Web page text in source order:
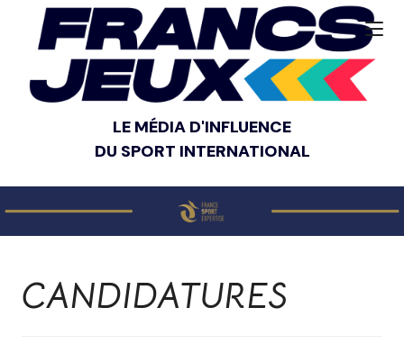
LE MÉDIA D'INFLUENCE
DU SPORT INTERNATIONAL
CANDIDATURES